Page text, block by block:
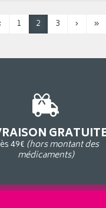
1 2 3 › »
49€ (hors montant des
médicaments)